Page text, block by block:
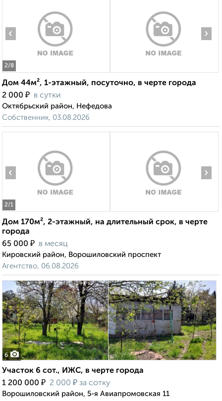
2/8
‹ ›
Дом 44м², 1-этажный, посуточно, в черте города
2 000 ₽ в сутки
Октябрьский район, Нефедова
Собственник, 03.08.2026
2/1
‹ ›
Дом 170м², 2-этажный, на длительный срок, в черте
города
65 000 ₽ в месяц
Кировский район, Ворошиловский проспект
Агентство, 06.08.2026
6
Участок 6 сот., ИЖС, в черте города
1 200 000 ₽ 2 000 ₽ за сотку
Ворошиловский район, 5-я Авиапромовская 11